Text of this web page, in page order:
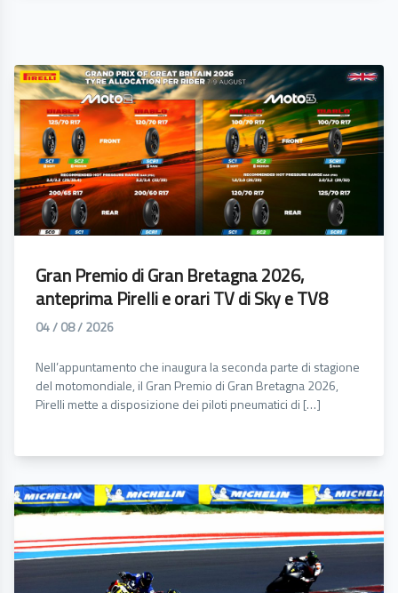
Gran Premio di Gran Bretagna 2026,
anteprima Pirelli e orari TV di Sky e TV8
04 / 08 / 2026
Nell’appuntamento che inaugura la seconda parte di stagione
del motomondiale, il Gran Premio di Gran Bretagna 2026,
Pirelli mette a disposizione dei piloti pneumatici di […]